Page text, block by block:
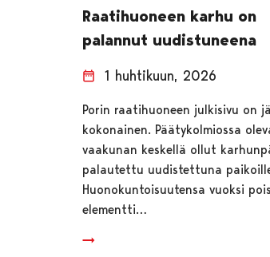
Raatihuoneen karhu on
palannut uudistuneena
1 huhtikuun, 2026
Porin raatihuoneen julkisivu on
kokonainen. Päätykolmiossa
vaakunan keskellä ollut
palautettu uudistettuna
Huonokuntoisuutensa vuoksi
elementti…